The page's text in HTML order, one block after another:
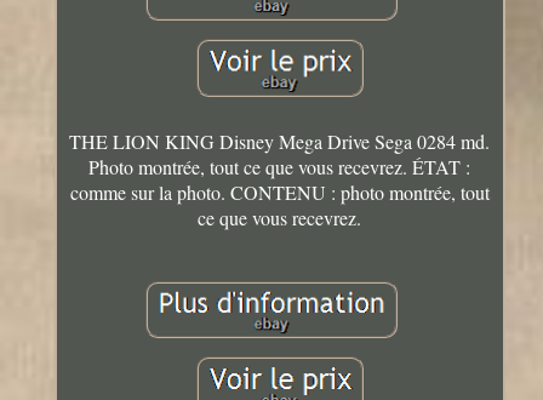
THE LION KING Disney Mega Drive Sega 0284 md.
Photo montrée, tout ce que vous recevrez. ÉTAT :
comme sur la photo. CONTENU : photo montrée, tout
ce que vous recevrez.